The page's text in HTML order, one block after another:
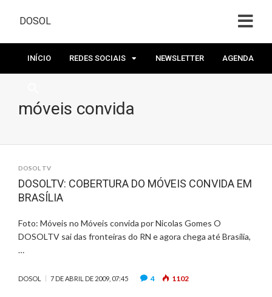
DOSOL
INÍCIO REDES SOCIAIS NEWSLETTER AGENDA
móveis convida
DOSOL TV
DOSOLTV: COBERTURA DO MÓVEIS CONVIDA EM
BRASÍLIA
Foto: Móveis no Móveis convida por Nicolas Gomes O
DOSOLTV sai das fronteiras do RN e agora chega até Brasília,
…
DOSOL 7 DE ABRIL DE 2009, 07:45 4 1102